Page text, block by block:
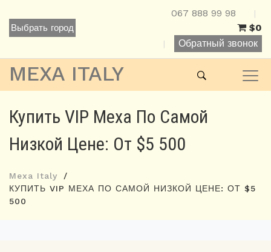
Выбрать город
067 888 99 98 |
$0
| Обратный звонок
MEXA ITALY
Купить VIP Меха По Самой
Низкой Цене: От $5 500
Mexa Italy
КУПИТЬ VIP МЕХА ПО САМОЙ НИЗКОЙ ЦЕНЕ: ОТ $5
500